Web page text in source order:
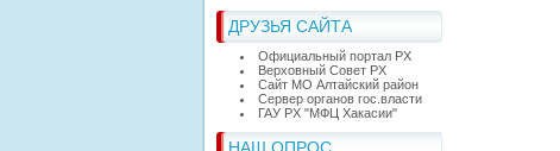
ДРУЗЬЯ САЙТА
Официальный портал РХ
Верховный Совет РХ
Сайт МО Алтайский район
Сервер органов гос.власти
ГАУ РХ "МФЦ Хакасии"